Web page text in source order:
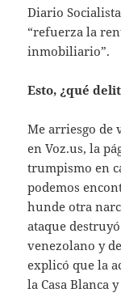
Diario
“refuerza la
inmobiliario”.
Esto, ¿qué
Me arriesgo de
en Voz.us, la
trumpismo en
podemos
hunde otra
ataque
venezolano y
explicó que la
la Casa Blanca